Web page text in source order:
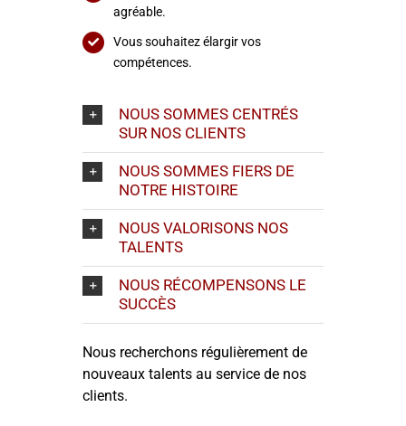
agréable.
Vous souhaitez élargir vos
compétences.
NOUS SOMMES CENTRÉS
SUR NOS CLIENTS
NOUS SOMMES FIERS DE
NOTRE HISTOIRE
NOUS VALORISONS NOS
TALENTS
NOUS RÉCOMPENSONS LE
SUCCÈS
Nous recherchons régulièrement de
nouveaux talents au service de nos
clients.